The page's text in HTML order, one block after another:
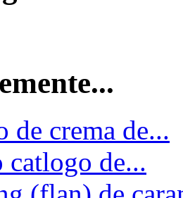
de crema de...
catlogo de...